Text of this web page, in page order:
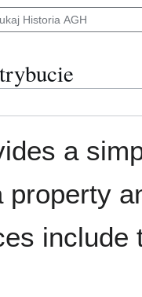
a
property
include